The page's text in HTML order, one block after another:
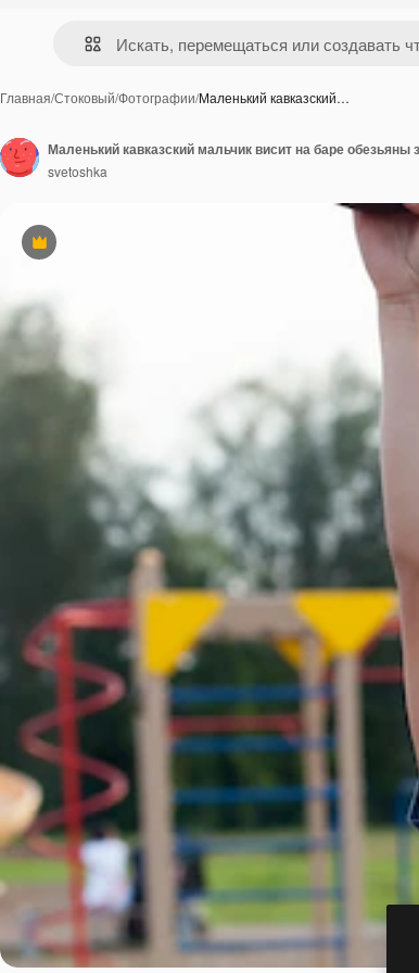
Главная/Стоковый/Фотографии/Маленький кавказский…
Премиум
svetoshka